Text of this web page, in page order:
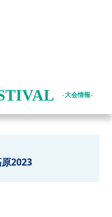
-大会情報-